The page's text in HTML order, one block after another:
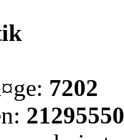
7202
21295550